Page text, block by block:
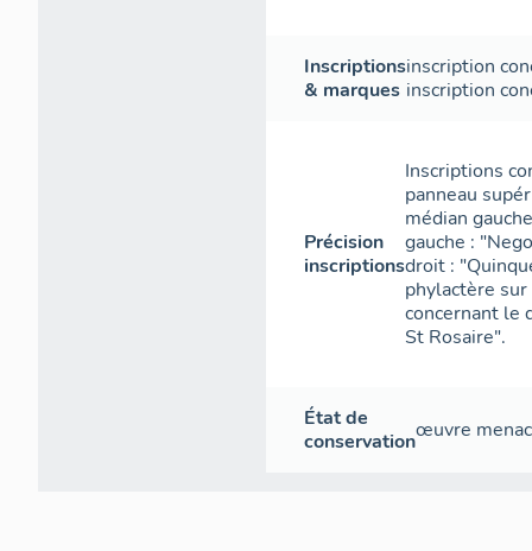
Inscriptions
& marques
inscription
inscription
Précision
inscriptions
Inscriptions
panneau
médian
gauche :
droit :
phylactère
concernant le
St Rosaire".
État de
conservationœuvre